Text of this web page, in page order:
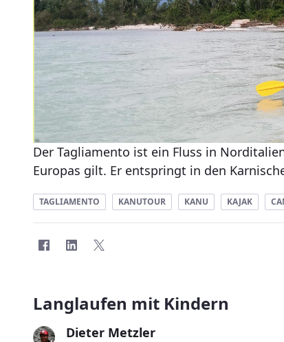
Der Tagliamento ist ein Fluss in
Europas gilt. Er entspringt in den
TAGLIAMENTO KANUTOUR KANU KAJAK
Langlaufen mit Kindern
Dieter Metzler